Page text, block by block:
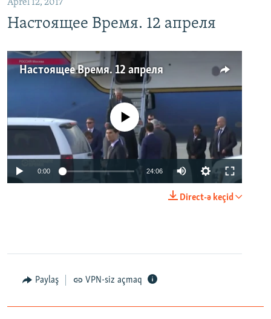
Aprel 12, 2017
Настоящее Время. 12 апреля
Настоящее Время. 12 апреля
No media source currently available
0:00 24:06
Direct-ə keçid
Paylaş VPN-siz açmaq